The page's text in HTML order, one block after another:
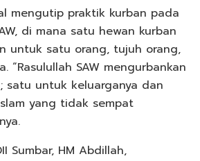
mengutip praktik kurban pada
di mana satu hewan kurban
untuk satu orang, tujuh orang,
“Rasulullah SAW mengurbankan
satu untuk keluarganya dan
yang tidak sempat
Sumbar, HM Abdillah,